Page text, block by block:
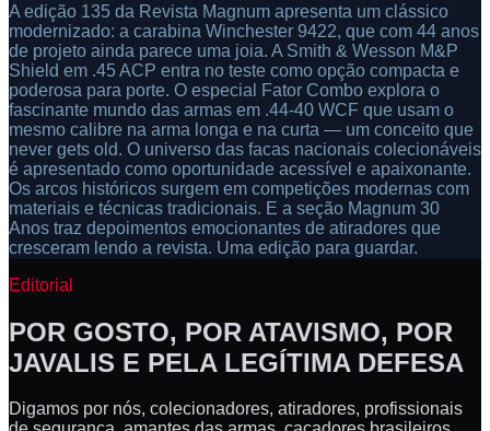
A edição 135 da Revista Magnum apresenta um clássico
modernizado: a carabina Winchester 9422, que com 44 anos
de projeto ainda parece uma joia. A Smith & Wesson M&P
Shield em .45 ACP entra no teste como opção compacta e
poderosa para porte. O especial Fator Combo explora o
fascinante mundo das armas em .44-40 WCF que usam o
mesmo calibre na arma longa e na curta — um conceito que
never gets old. O universo das facas nacionais colecionáveis
é apresentado como oportunidade acessível e apaixonante.
Os arcos históricos surgem em competições modernas com
materiais e técnicas tradicionais. E a seção Magnum 30
Anos traz depoimentos emocionantes de atiradores que
cresceram lendo a revista. Uma edição para guardar.
Editorial
POR GOSTO, POR ATAVISMO, POR
JAVALIS E PELA LEGÍTIMA DEFESA
Digamos por nós, colecionadores, atiradores, profissionais